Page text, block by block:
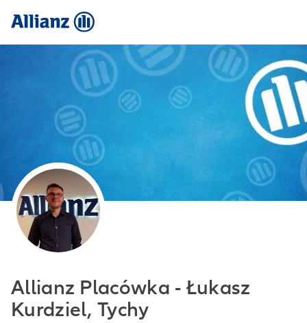
Allianz Placówka - Łukasz
Kurdziel, Tychy